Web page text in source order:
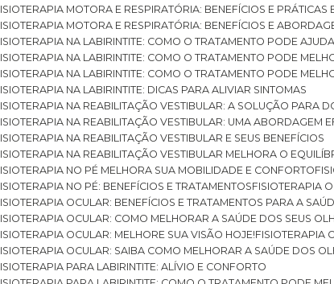
FISIOTERAPIA MOTORA E RESPIRATÓRIA: BENEFÍCIOS E PRÁTICAS
FISIOTERAPIA MOTORA E RESPIRATÓRIA: BENEFÍCIOS E
FISIOTERAPIA NA LABIRINTITE: COMO O TRATAMENTO PODE
FISIOTERAPIA NA LABIRINTITE: COMO O TRATAMENTO PODE
FISIOTERAPIA NA LABIRINTITE: COMO O TRATAMENTO PODE
FISIOTERAPIA NA LABIRINTITE: DICAS PARA ALIVIAR SINTOMAS
FISIOTERAPIA NA REABILITAÇÃO VESTIBULAR: A SOLUÇÃO PARA
FISIOTERAPIA NA REABILITAÇÃO VESTIBULAR: UMA ABORDAGEM
FISIOTERAPIA NA REABILITAÇÃO VESTIBULAR E SEUS BENEFÍCIOS
FISIOTERAPIA NA REABILITAÇÃO VESTIBULAR MELHORA O
FISIOTERAPIA NO PÉ MELHORA SUA MOBILIDADE E CONFORTO
FISIOTERAPIA NO PÉ: BENEFÍCIOS E TRATAMENTOS
FISIOTERAPIA
FISIOTERAPIA OCULAR: BENEFÍCIOS E TRATAMENTOS PARA A
FISIOTERAPIA OCULAR: COMO MELHORAR A SAÚDE DOS SEUS
FISIOTERAPIA OCULAR: MELHORE SUA VISÃO HOJE! FISIOTERAPIA
FISIOTERAPIA OCULAR: SAIBA COMO MELHORAR A SAÚDE DOS
FISIOTERAPIA PARA LABIRINTITE: ALÍVIO E CONFORTO